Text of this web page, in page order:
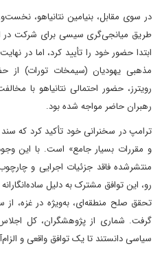
در سوی مقابل، بنیامین نتانیاهو،
طریق میانجی‌گری سیسی برای شرکت
ابتدا حضور خود را تأیید کرد، اما در
مذهبی یهودیان (سیمخات تورات) از
رویترز، حضور احتمالی نتانیاهو با
رهبران حاضر مواجه شده بود.
ترامپ در سخنرانی خود تأکید کرد که
و مقررات بسیار جامع» است. با این
منتشرشده فاقد جزئیات اجرایی و
رو، این توافق مشترک به دلیل
تحقق صلح منطقه‌ای، به‌ویژه در غزه، از
گرفت. شماری از پژوهشگران، کل اجلاس
سیاسی دانستند تا یک توافق واقعی و